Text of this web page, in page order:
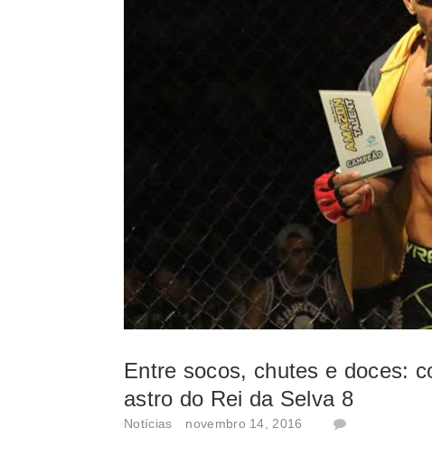
Entre socos, chutes e doces:
astro do Rei da Selva 8
Notícias novembro 14, 2016